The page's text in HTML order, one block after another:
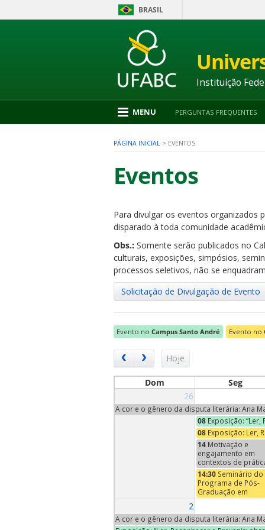
BRASIL
para
2
Instituição
MENU PERGUNTAS FREQUENTES
PÁGINA INICIAL > EVENTOS
Eventos
Para divulgar os eventos organizados
disparado à toda comunidade
Obs.: Somente serão publicados no
culturais, exposições, simpósios,
processos seletivos, não se
Solicitação de Divulgação de Evento
Evento no Campus Santo André Evento no
Hoje
Dom Seg
26
A cor e o gênero da disputa literária: Ana
08 Exposição:
08 Exposição: Ler,
14 Motivação e
engajamento em
contextos de
ensino e
aprendizagem de
música | Conversas
Neuromusicais -
14:30 Seminário do
Programa de Pós-
Graduação em
Economia – Profa
(Trinity University,
EUA)
2
A cor e o gênero da disputa literária: Ana